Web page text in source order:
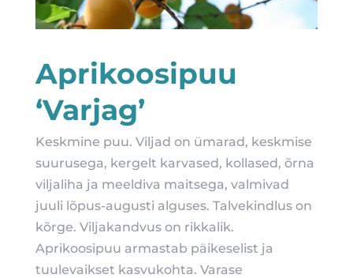
Aprikoosipuu
‘Varjag’
Keskmine puu. Viljad on ümarad, keskmise
suurusega, kergelt karvased, kollased, õrna
viljaliha ja meeldiva maitsega, valmivad
juuli lõpus-augusti alguses. Talvekindlus on
kõrge. Viljakandvus on rikkalik.
Aprikoosipuu armastab päikeselist ja
tuulevaikset kasvukohta. Varase